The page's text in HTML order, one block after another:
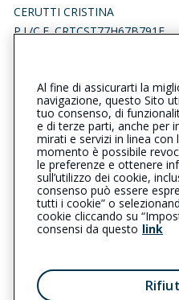
CERUTTI CRISTINA
P.I./C.F. CRTCST77H67B791E
0173440334
alba@cattolica.it
L’intermediario è soggetto al
Registro RUI al seguentelink
Privacy | Cookie
Al fine di assicurarti la
navigazione, questo Sito
tuo consenso, di
e di terze parti, anche per
mirati e servizi in linea con
momento è possibile
le preferenze e ottenere
sull’utilizzo dei cookie,
consenso può essere
tutti i cookie” o
cookie cliccando su
consensi da questo link